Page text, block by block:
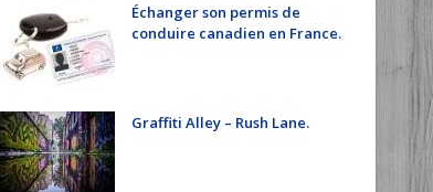
Échanger son permis de
conduire canadien en France.
Graffiti Alley – Rush Lane.